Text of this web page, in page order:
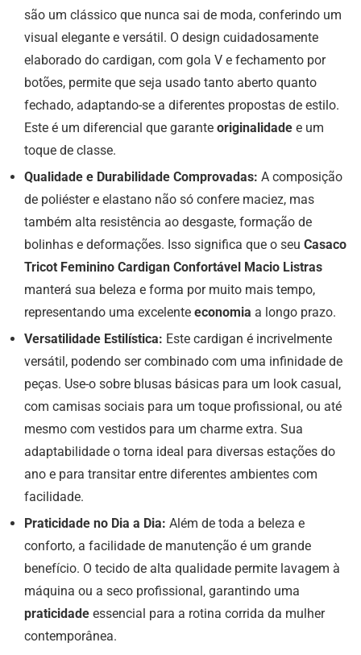
são um clássico que nunca sai de moda, conferindo um
visual elegante e versátil. O design cuidadosamente
elaborado do cardigan, com gola V e fechamento por
botões, permite que seja usado tanto aberto quanto
fechado, adaptando-se a diferentes propostas de estilo.
Este é um diferencial que garante originalidade e um
toque de classe.
Qualidade e Durabilidade Comprovadas: A composição
de poliéster e elastano não só confere maciez, mas
também alta resistência ao desgaste, formação de
bolinhas e deformações. Isso significa que o seu Casaco
Tricot Feminino Cardigan Confortável Macio Listras
manterá sua beleza e forma por muito mais tempo,
representando uma excelente economia a longo prazo.
Versatilidade Estilística: Este cardigan é incrivelmente
versátil, podendo ser combinado com uma infinidade de
peças. Use-o sobre blusas básicas para um look casual,
com camisas sociais para um toque profissional, ou até
mesmo com vestidos para um charme extra. Sua
adaptabilidade o torna ideal para diversas estações do
ano e para transitar entre diferentes ambientes com
facilidade.
Praticidade no Dia a Dia: Além de toda a beleza e
conforto, a facilidade de manutenção é um grande
benefício. O tecido de alta qualidade permite lavagem à
máquina ou a seco profissional, garantindo uma
praticidade essencial para a rotina corrida da mulher
contemporânea.